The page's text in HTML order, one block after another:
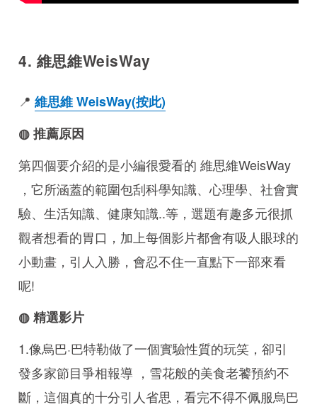
4. 維思維WeisWay
📍 維思維 WeisWay(按此)
◍ 推薦原因
第四個要介紹的是小編很愛看的 維思維WeisWay
，它所涵蓋的範圍包刮科學知識、心理學、社會實
驗、生活知識、健康知識..等，選題有趣多元很抓
觀者想看的胃口，加上每個影片都會有吸人眼球的
小動畫，引人入勝，會忍不住一直點下一部來看
呢!
◍ 精選影片
1.像烏巴·巴特勒做了一個實驗性質的玩笑，卻引
發多家節目爭相報導 ，雪花般的美食老饕預約不
斷，這個真的十分引人省思，看完不得不佩服烏巴